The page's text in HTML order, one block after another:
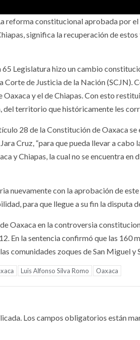
reforma constitucional aprobada por
significa la recuperación de
Legislatura hizo un cambio
de Justicia de la Nación (SCJN).
y el de Chiapas. Con esto
del territorio que históricamente les
28 de la Constitución de Oaxaca
Cruz, “para que pueda llevar a cabo
y Chiapas, la cual no se encuentra en
nuevamente con la aprobación de
para que llegue a su fin la disputa
Oaxaca en la controversia
En la sentencia confirmó que las 160
comunidades zoques de San Miguel
Luis Alfonso Silva Romo Oaxaca
Los campos obligatorios están